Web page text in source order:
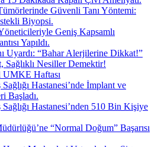
Güvenli Tanı Yöntemi:
Biyopsi.
Geniş Kapsamlı
Yapıldı.
Uyardı: “Bahar Alerjilerine Dikkat!”
Sağlıklı Nesiller Demektir!
UMKE Haftası
Hastanesi’nde İmplant ve
Başladı.
Hastanesi’nden 510 Bin Kişiye
“Normal Doğum” Başarısı